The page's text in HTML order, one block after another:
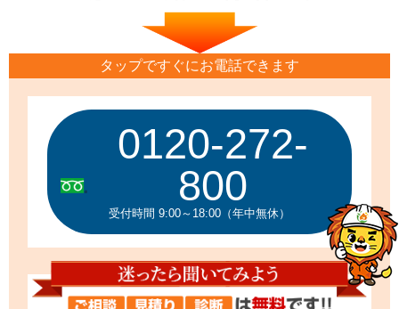
タップですぐにお電話できます
0120-272-
800
受付時間 9:00～18:00（年中無休）